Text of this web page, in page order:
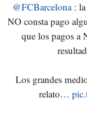
@FCBarcelona: la
NO consta pago
que los pagos a
Los grandes
relato…